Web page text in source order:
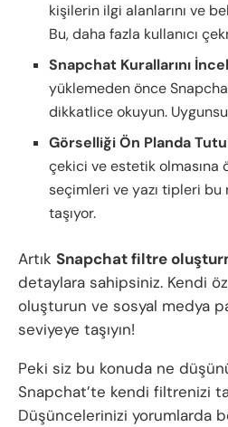
kişilerin ilgi alanlarını ve
Bu, daha fazla kullanıcı
Snapchat Kurallarını
yüklemeden önce
dikkatlice okuyun.
Görselliği Ön Planda
çekici ve estetik olmasına
seçimleri ve yazı tipleri
taşıyor.
Artık Snapchat filtre
detaylara sahipsiniz. Kendi
oluşturun ve sosyal medya
seviyeye taşıyın!
Peki siz bu konuda ne
Snapchat’te kendi filtrenizi
Düşüncelerinizi yorumlarda